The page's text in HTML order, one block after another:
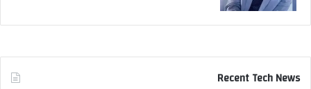
Recent Tech News